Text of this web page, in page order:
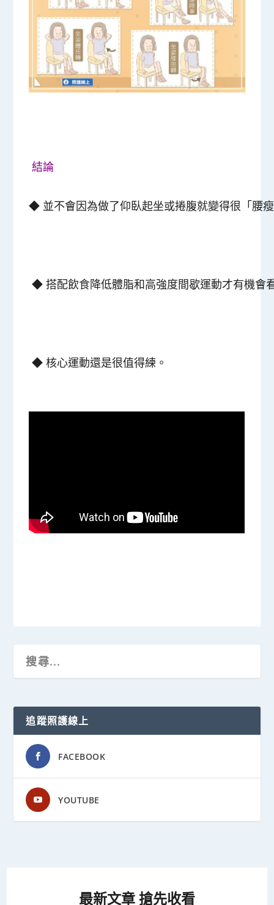
結論
◆ 並不會因為做了仰臥起坐或捲腹就變得很「腰
◆ 搭配飲食降低體脂和高強度間歇運動才有機會
◆ 核心運動還是很值得練。
追蹤照護線上
FACEBOOK
YOUTUBE
最新文章 搶先收看